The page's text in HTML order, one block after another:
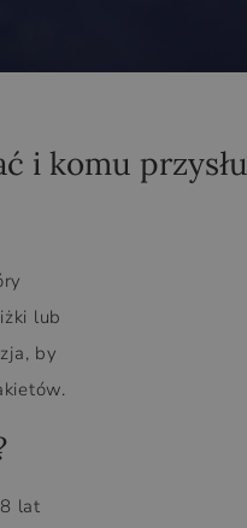
i komu
lub
by
lat